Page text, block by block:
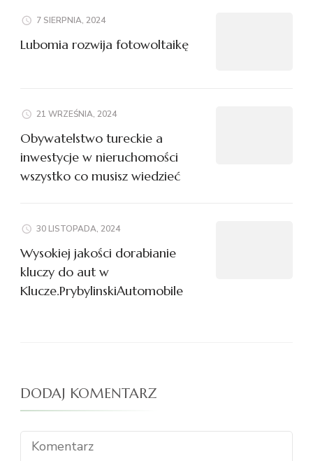
7 SIERPNIA, 2024
Lubomia rozwija fotowoltaikę
21 WRZEŚNIA, 2024
Obywatelstwo tureckie a
inwestycje w nieruchomości
wszystko co musisz wiedzieć
30 LISTOPADA, 2024
Wysokiej jakości dorabianie
kluczy do aut w
Klucze.PrybylinskiAutomobile
DODAJ KOMENTARZ